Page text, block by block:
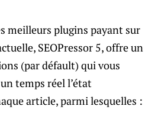
meilleurs plugins payant sur
SEOPressor 5, offre un
(par défault) qui vous
temps réel l’état
article, parmi lesquelles :